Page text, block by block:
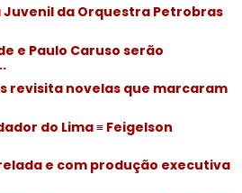
Juvenil da Orquestra Petrobras
e Paulo Caruso serão
revisita novelas que marcaram
do Lima ≡ Feigelson
e com produção executiva